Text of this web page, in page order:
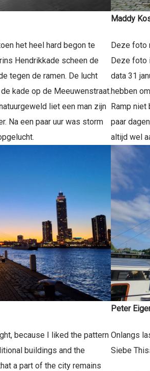
het heel hard begon te
Hendrikkade scheen de
tegen de ramen. De lucht
kade op de Meeuwenstraat.
liet een man zijn
Na een paar uur was storm
Maddy
Deze foto
Deze foto
data 31
hebben
Ramp
paar
altijd wel
because I liked the pattern
buildings and the
a part of the city remains
Peter
Onlangs
Siebe